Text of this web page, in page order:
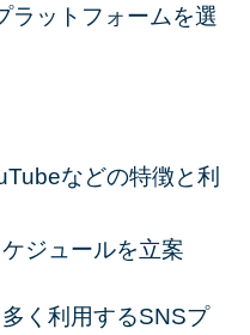
ラットフォームを選
などの特徴と利
ジュールを立案
く利用するSNSプ